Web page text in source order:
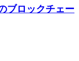
ブロックチェー